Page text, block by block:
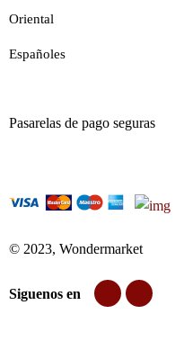
Oriental
Españoles
Pasarelas de pago seguras
© 2023, Wondermarket
Siguenos en